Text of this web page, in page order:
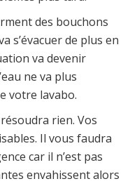
des bouchons
s’évacuer de plus en
va devenir
ne va plus
votre lavabo.
rien. Vos
Il vous faudra
car il n’est pas
envahissent alors